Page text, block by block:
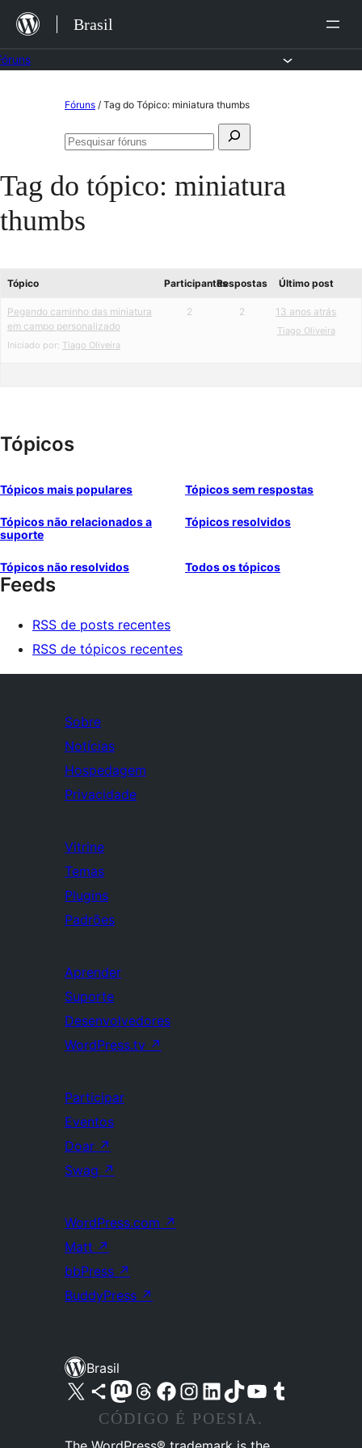
para
o
Brasil
Fóruns / Tag do Tópico: miniatura thumbs
Pesquisar
Pesquisar
Tag do tópico: miniatura
thumbs
Tópico ParticipantesRespostas Último post
Pegando caminho das miniatura
em campo personalizado
Iniciado por: Tiago Oliveira
2 2 13 anos atrás
Tiago Oliveira
Tópicos
Tópicos mais populares Tópicos sem respostas
Tópicos não relacionados a
suporte
Tópicos resolvidos
Tópicos não resolvidos Todos os tópicos
Feeds
RSS de posts recentes
RSS de tópicos recentes
Sobre
Notícias
Hospedagem
Privacidade
Vitrine
Temas
Plugins
Padrões
Aprender
Suporte
Desenvolvedores
WordPress.tv ↗
Participar
Eventos
Doar ↗
Swag ↗
WordPress.com ↗
Matt ↗
bbPress ↗
BuddyPress ↗
Brasil
Acessar nossa conta do X (antigo Twitter)
Acessar nossa conta do Bluesky
Acessar nossa conta do Mastodon
Acessar nossa conta do Threads
Acessar nossa página do Facebook
Acessar nossa conta do Instagram
Acessar nossa conta do LinkedIn
Acessar nossa conta do TikTok
Acessar nosso canal do YouTube
Acessar nossa conta no Tumblr
CÓDIGO É POESIA.